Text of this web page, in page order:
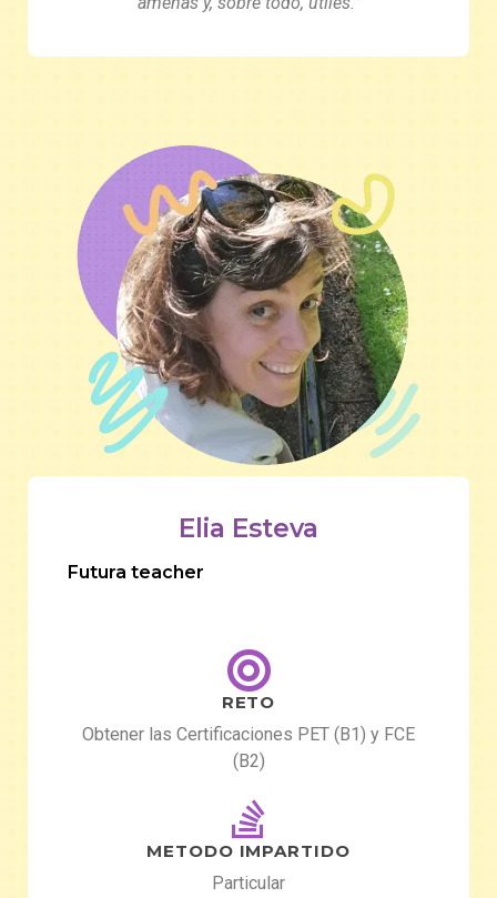
Elia Esteva
Futura teacher
RETO
Obtener las Certificaciones PET (B1) y FCE
(B2)
METODO IMPARTIDO
Particular